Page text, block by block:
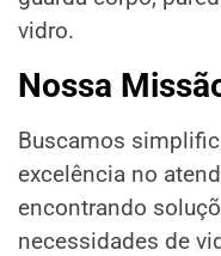
vidro.
Nossa
Buscamos
excelência no
encontrando
necessidades de